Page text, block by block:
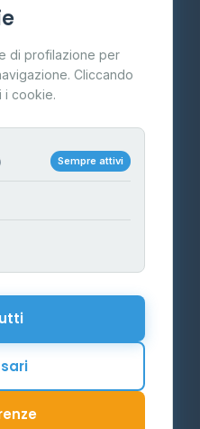
di profilazione per
Cliccando
i cookie.
Sempre attivi